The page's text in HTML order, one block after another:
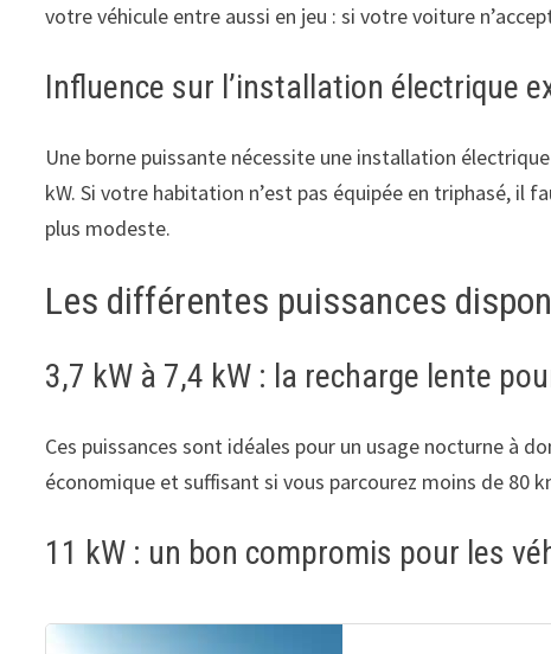
votre véhicule entre aussi en jeu : si votre voiture
Influence sur l’installation électrique
Une borne puissante nécessite une installation
kW. Si votre habitation n’est pas équipée en triphasé, il
plus modeste.
Les différentes puissances
3,7 kW à 7,4 kW : la recharge lente
Ces puissances sont idéales pour un usage nocturne à
économique et suffisant si vous parcourez moins de 80
11 kW : un bon compromis pour les